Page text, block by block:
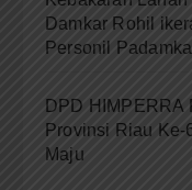
Menjadikan Hari
Momentum
Menegakkan
Alumi Angkatan
Reuni Ke-45